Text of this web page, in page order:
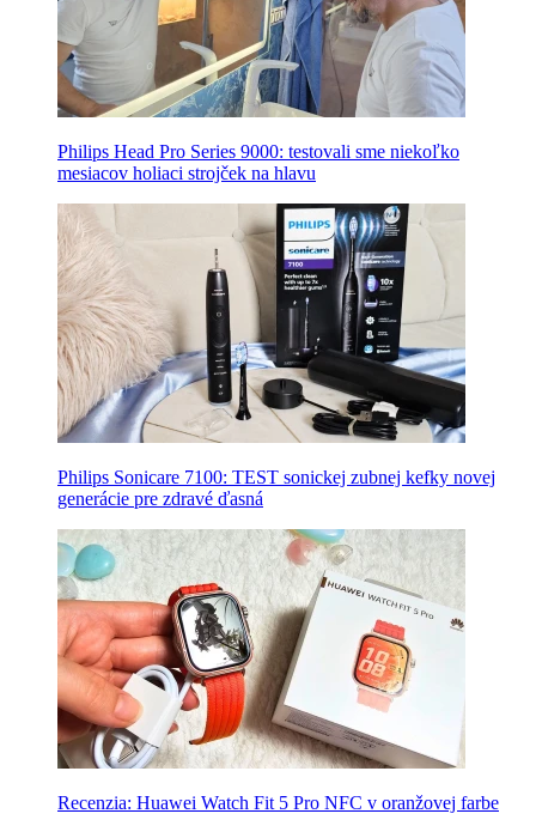
Philips Head Pro Series 9000: testovali sme niekoľko
mesiacov holiaci strojček na hlavu
Philips Sonicare 7100: TEST sonickej zubnej kefky novej
generácie pre zdravé ďasná
Recenzia: Huawei Watch Fit 5 Pro NFC v oranžovej farbe